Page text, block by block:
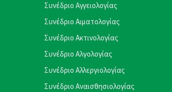
Συνέδριο Αγγειολογίας
Συνέδριο Αιματολογίας
Συνέδριο Ακτινολογίας
Συνέδριο Αλγολογίας
Συνέδριο Αλλεργιολογίας
Συνέδριο Αναισθησιολογίας